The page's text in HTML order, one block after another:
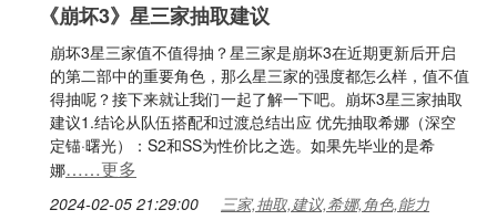
《崩坏3》星三家抽取建议
崩坏3星三家值不值得抽？星三家是崩坏3在近期更新后开启
的第二部中的重要角色，那么星三家的强度都怎么样，值不值
得抽呢？接下来就让我们一起了解一下吧。崩坏3星三家抽取
建议1.结论从队伍搭配和过渡总结出应 优先抽取希娜（深空
定锚·曙光）：S2和SS为性价比之选。如果先毕业的是希
娜……更多
2024-02-05 21:29:00 三家,抽取,建议,希娜,角色,能力